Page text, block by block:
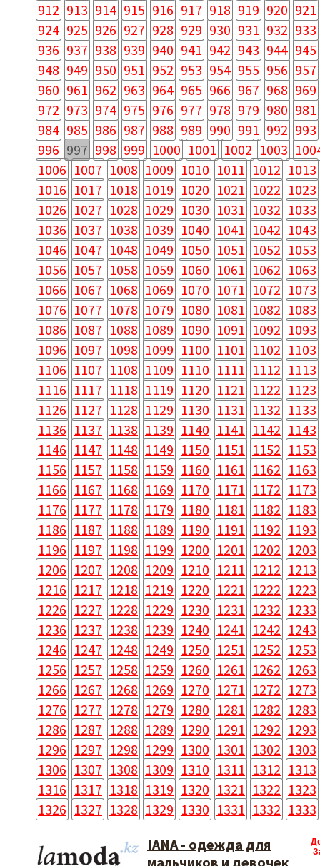
912 913 914 915 916 917 918 919 920 921
924 925 926 927 928 929 930 931 932 933
936 937 938 939 940 941 942 943 944 945
948 949 950 951 952 953 954 955 956 957
960 961 962 963 964 965 966 967 968 969
972 973 974 975 976 977 978 979 980 981
984 985 986 987 988 989 990 991 992 993
996 997 998 999 1000 1001 1002 1003
1006 1007 1008 1009 1010 1011 1012 1013
1016 1017 1018 1019 1020 1021 1022 1023
1026 1027 1028 1029 1030 1031 1032 1033
1036 1037 1038 1039 1040 1041 1042 1043
1046 1047 1048 1049 1050 1051 1052 1053
1056 1057 1058 1059 1060 1061 1062 1063
1066 1067 1068 1069 1070 1071 1072 1073
1076 1077 1078 1079 1080 1081 1082 1083
1086 1087 1088 1089 1090 1091 1092 1093
1096 1097 1098 1099 1100 1101 1102 1103
1106 1107 1108 1109 1110 1111 1112 1113
1116 1117 1118 1119 1120 1121 1122 1123
1126 1127 1128 1129 1130 1131 1132 1133
1136 1137 1138 1139 1140 1141 1142 1143
1146 1147 1148 1149 1150 1151 1152 1153
1156 1157 1158 1159 1160 1161 1162 1163
1166 1167 1168 1169 1170 1171 1172 1173
1176 1177 1178 1179 1180 1181 1182 1183
1186 1187 1188 1189 1190 1191 1192 1193
1196 1197 1198 1199 1200 1201 1202 1203
1206 1207 1208 1209 1210 1211 1212 1213
1216 1217 1218 1219 1220 1221 1222 1223
1226 1227 1228 1229 1230 1231 1232 1233
1236 1237 1238 1239 1240 1241 1242 1243
1246 1247 1248 1249 1250 1251 1252 1253
1256 1257 1258 1259 1260 1261 1262 1263
1266 1267 1268 1269 1270 1271 1272 1273
1276 1277 1278 1279 1280 1281 1282 1283
1286 1287 1288 1289 1290 1291 1292 1293
1296 1297 1298 1299 1300 1301 1302 1303
1306 1307 1308 1309 1310 1311 1312 1313
1316 1317 1318 1319 1320 1321 1322 1323
1326 1327 1328 1329 1330 1331 1332 1333
IANA - одежда для
мальчиков и девочек